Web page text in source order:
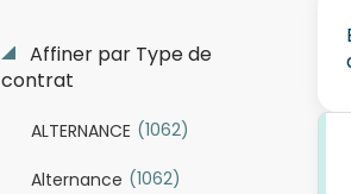
Affiner par Type de
contrat
ALTERNANCE (1062)
Alternance (1062)